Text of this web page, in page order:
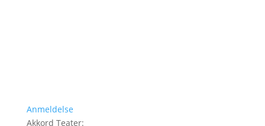
Anmeldelse
Akkord Teater: